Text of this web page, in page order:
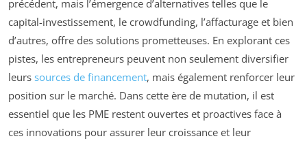
précédent, mais l’émergence d’alternatives telles que le
capital-investissement, le crowdfunding, l’affacturage et bien
d’autres, offre des solutions prometteuses. En explorant ces
pistes, les entrepreneurs peuvent non seulement diversifier
leurs sources de financement, mais également renforcer leur
position sur le marché. Dans cette ère de mutation, il est
essentiel que les PME restent ouvertes et proactives face à
ces innovations pour assurer leur croissance et leur